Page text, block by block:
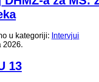
u kategoriji: Intervjui
2026.
13